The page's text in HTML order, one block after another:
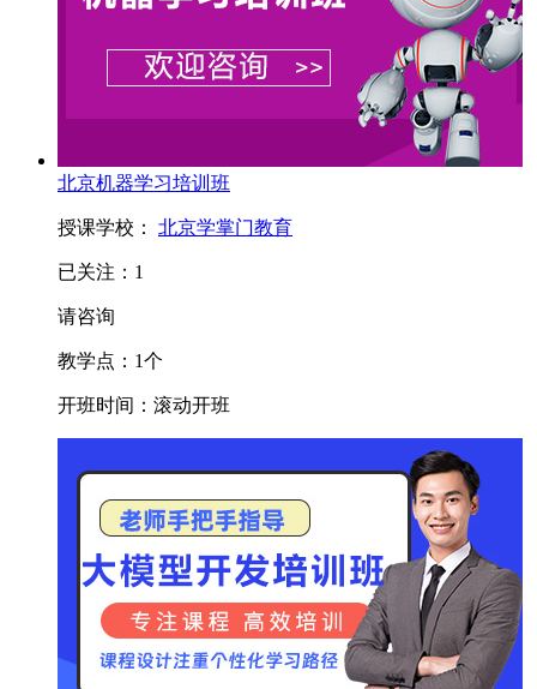
北京机器学习培训班
授课学校： 北京学掌门教育
已关注： 1
请咨询
教学点： 1个
开班时间： 滚动开班